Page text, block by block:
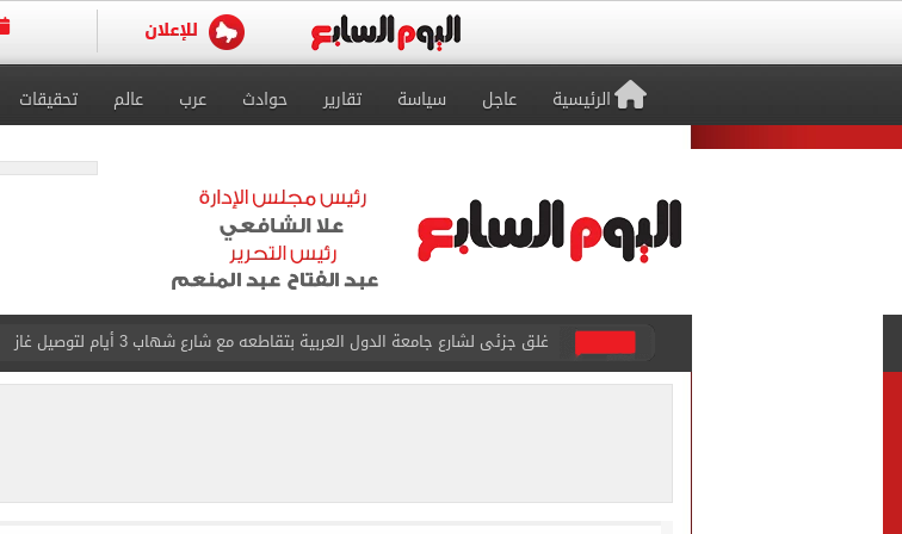
الرئيسية عاجل سياسة تقارير حوادث عرب عالم تحقيقات
عمرو دياب يدخل موسوعة جينيس بعد تصدره قائمة بيلبورد عربية لـ68 أسبوعا
إغلاق طريق مصر أسوان الزراعى الغربى كليا من المنيب للعياط.. اعرف التحويلات
الاستعلامات تفند ادعاءات ذا صن وميرور حول علاج سيدة بريطانية في شرم الشيخ